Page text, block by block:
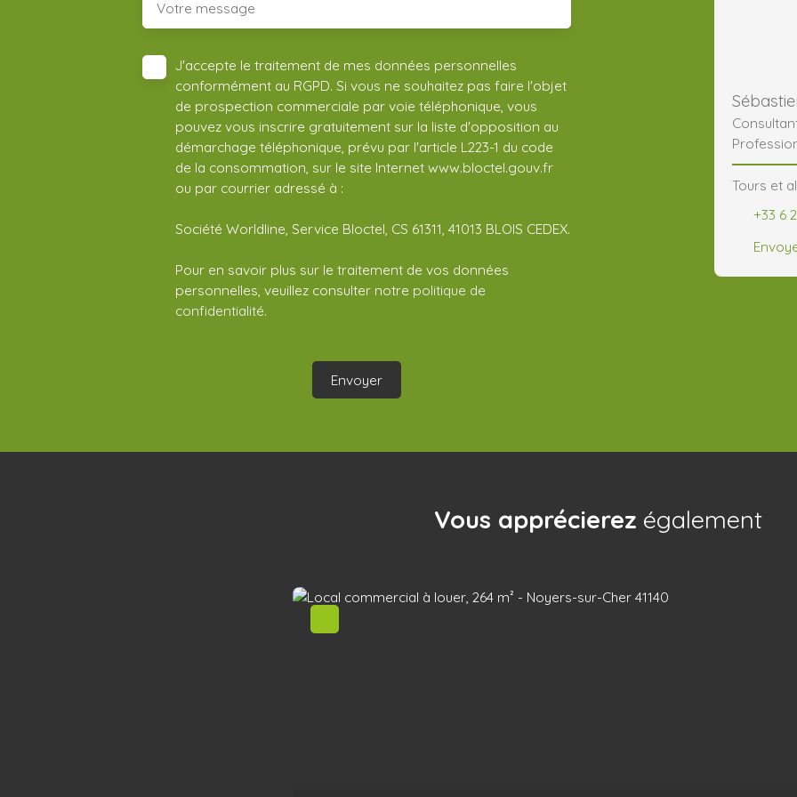
Votre message
J'accepte le traitement de mes données personnelles
conformément au RGPD. Si vous ne souhaitez pas faire l'objet
de prospection commerciale par voie téléphonique, vous
pouvez vous inscrire gratuitement sur la liste d'opposition au
démarchage téléphonique, prévu par l'article L223-1 du code
de la consommation, sur le site Internet www.bloctel.gouv.fr
ou par courrier adressé à :
Société Worldline, Service Bloctel, CS 61311, 41013 BLOIS CEDEX.
Pour en savoir plus sur le traitement de vos données
personnelles, veuillez consulter notre politique de
confidentialité.
Envoyer
Tours et
+33 6
Vous apprécierez également